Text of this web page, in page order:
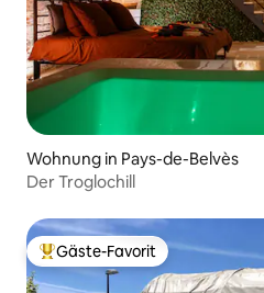
Wohnung in Pays-de-Belvès
Der Troglochill
Beliebter Gäste-Favorit.
Gäste-Favorit